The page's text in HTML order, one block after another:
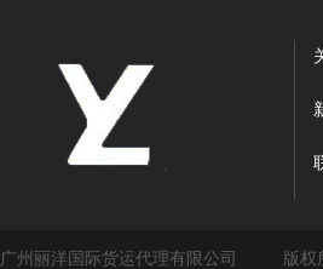
广州丽洋国际货运代理有限公司 版权